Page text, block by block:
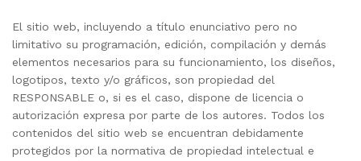
El sitio web, incluyendo a título enunciativo pero no
limitativo su programación, edición, compilación y demás
elementos necesarios para su funcionamiento, los diseños,
logotipos, texto y/o gráficos, son propiedad del
RESPONSABLE o, si es el caso, dispone de licencia o
autorización expresa por parte de los autores. Todos los
contenidos del sitio web se encuentran debidamente
protegidos por la normativa de propiedad intelectual e